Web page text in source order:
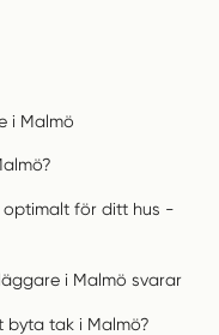
i Malmö
optimalt för ditt hus -
i Malmö svarar
byta tak i Malmö?